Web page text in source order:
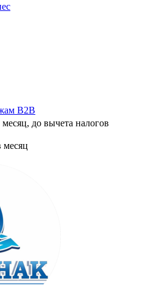
В2В
месяц, до вычета налогов
месяц